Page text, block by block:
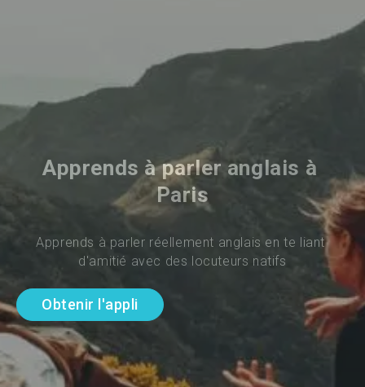
Apprends à parler anglais à
Paris
Apprends à parler réellement anglais en te liant
d'amitié avec des locuteurs natifs
Obtenir l'appli